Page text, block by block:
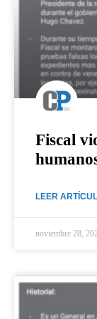
Fiscal
LEER
noviembre 28,